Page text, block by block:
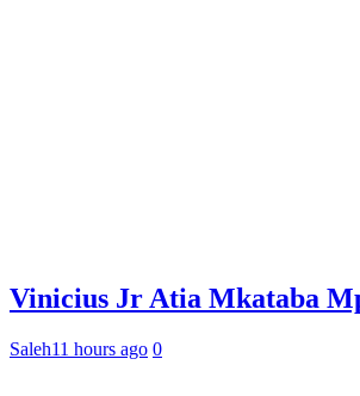
Vinicius Jr Atia Mkataba
Saleh11 hours ago 0